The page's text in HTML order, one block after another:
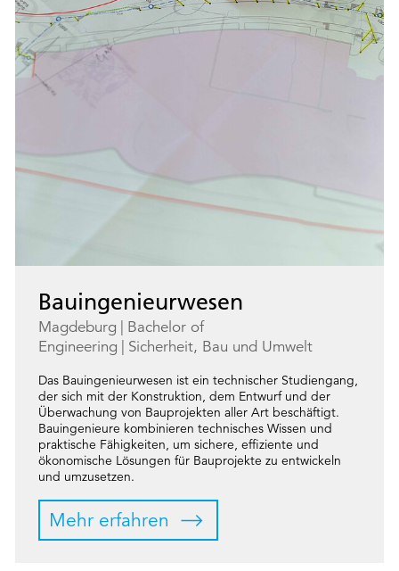
Bauingenieurwesen
Magdeburg
Bachelor of
Engineering
Sicherheit, Bau und Umwelt
Das Bauingenieurwesen ist ein technischer Studiengang,
der sich mit der Konstruktion, dem Entwurf und der
Überwachung von Bauprojekten aller Art beschäftigt.
Bauingenieure kombinieren technisches Wissen und
praktische Fähigkeiten, um sichere, effiziente und
ökonomische Lösungen für Bauprojekte zu entwickeln
und umzusetzen.
Mehr erfahren